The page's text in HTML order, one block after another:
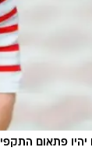
פתאום